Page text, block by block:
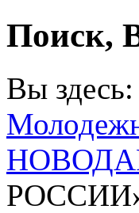
Поиск,
Вы здесь: